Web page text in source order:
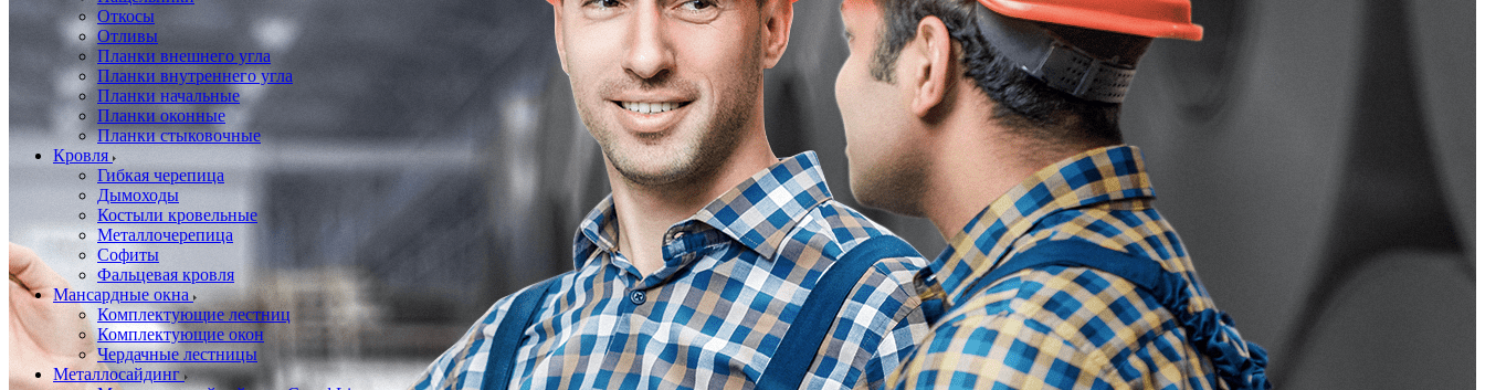
Откосы
Отливы
Планки внешнего угла
Планки внутреннего угла
Планки начальные
Планки оконные
Планки стыковочные
Кровля
Гибкая черепица
Дымоходы
Костыли кровельные
Металлочерепица
Софиты
Фальцевая кровля
Мансардные окна
Комплектующие лестниц
Комплектующие окон
Чердачные лестницы
Металлосайдинг